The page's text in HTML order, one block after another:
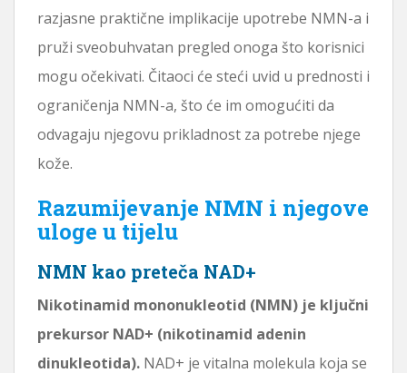
razjasne praktične implikacije upotrebe NMN-a i
pruži sveobuhvatan pregled onoga što korisnici
mogu očekivati. Čitaoci će steći uvid u prednosti i
ograničenja NMN-a, što će im omogućiti da
odvagaju njegovu prikladnost za potrebe njege
kože.
Razumijevanje NMN i njegove
uloge u tijelu
NMN kao preteča NAD+
Nikotinamid mononukleotid (NMN) je ključni
prekursor NAD+ (nikotinamid adenin
dinukleotida). NAD+ je vitalna molekula koja se